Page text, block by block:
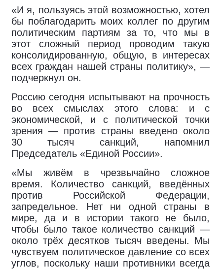
«И я, пользуясь этой возможностью, хотел
бы поблагодарить моих коллег по другим
политическим партиям за то, что мы в
этот сложный период проводим такую
консолидированную, общую, в интересах
всех граждан нашей страны политику», —
подчеркнул он.
Россию сегодня испытывают на прочность
во всех смыслах этого слова: и с
экономической, и с политической точки
зрения — против страны введено около
30 тысяч санкций, напомнил
Председатель «Единой России».
«Мы живём в чрезвычайно сложное
время. Количество санкций, введённых
против Российской Федерации,
запредельное. Нет ни одной страны в
мире, да и в истории такого не было,
чтобы было такое количество санкций —
около трёх десятков тысяч введены. Мы
чувствуем политическое давление со всех
углов, поскольку наши противники всегда